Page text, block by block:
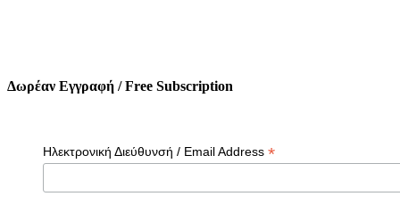
Δωρέαν Εγγραφή / Free Subscription
Ηλεκτρονική Διεύθυνσή / Email Address *